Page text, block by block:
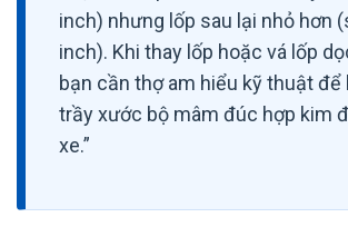
inch) nhưng lốp sau lại nhỏ hơn
inch). Khi thay lốp hoặc vá lốp
bạn cần thợ am hiểu kỹ thuật để
trầy xước bộ mâm đúc hợp kim
xe.”